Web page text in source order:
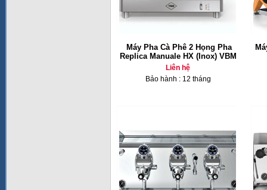
Máy Pha Cà Phê 2 Họng Pha
Replica Manuale HX (Inox) VBM
Liên hệ
Bảo hành : 12 tháng